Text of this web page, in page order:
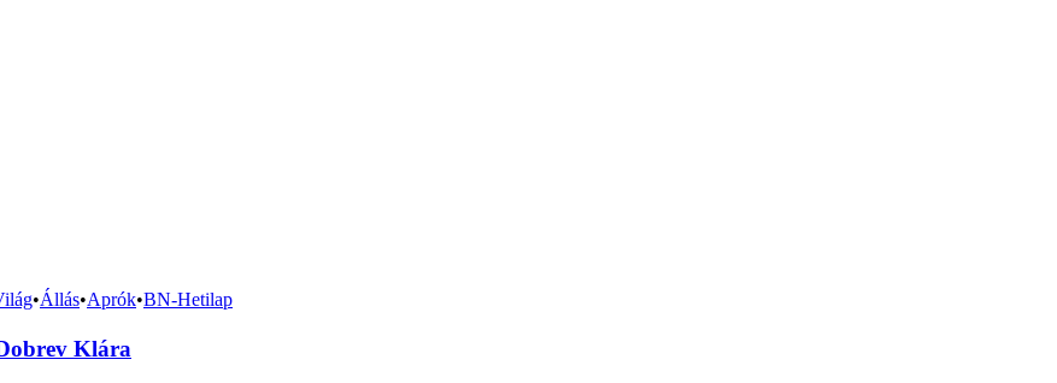
•Állás•Aprók•BN-Hetilap
Klára